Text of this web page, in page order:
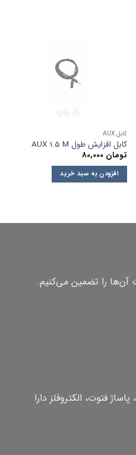
کابل AUX
کابل افزایش طول AUX 1.5 M
تومان
افزودن به سبد خرید
را تضمین می‌کنیم.
فتوت، الکتروفلز دارا